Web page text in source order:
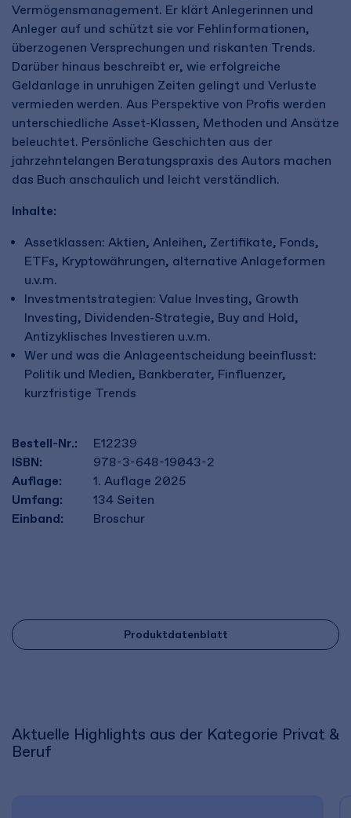
Vermögensmanagement. Er klärt Anlegerinnen und
Anleger auf und schützt sie vor Fehlinformationen,
überzogenen Versprechungen und riskanten Trends.
Darüber hinaus beschreibt er, wie erfolgreiche
Geldanlage in unruhigen Zeiten gelingt und Verluste
vermieden werden. Aus Perspektive von Profis werden
unterschiedliche Asset-Klassen, Methoden und Ansätze
beleuchtet. Persönliche Geschichten aus der
jahrzehntelangen Beratungspraxis des Autors machen
das Buch anschaulich und leicht verständlich.
Inhalte:
Assetklassen: Aktien, Anleihen, Zertifikate, Fonds,
ETFs, Kryptowährungen, alternative Anlageformen
u.v.m.
Investmentstrategien: Value Investing, Growth
Investing, Dividenden-Strategie, Buy and Hold,
Antizyklisches Investieren u.v.m.
Wer und was die Anlageentscheidung beeinflusst:
Politik und Medien, Bankberater, Finfluenzer,
kurzfristige Trends
Bestell-Nr.:
E12239
ISBN:
978-3-648-19043-2
Auflage:
1. Auflage 2025
Umfang:
134 Seiten
Einband:
Broschur
Produktdatenblatt
Aktuelle Highlights aus der Kategorie Privat &
Beruf